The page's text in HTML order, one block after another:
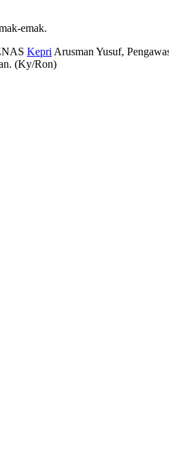
emak.
Kepri Arusman Yusuf,
(Ky/Ron)